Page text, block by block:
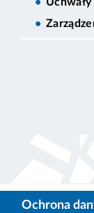
Ochrona